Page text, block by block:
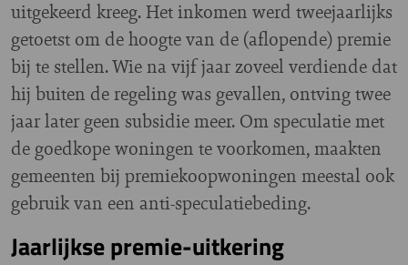
uitgekeerd kreeg. Het inkomen werd tweejaarlijks
getoetst om de hoogte van de (aflopende) premie
bij te stellen. Wie na vijf jaar zoveel verdiende dat
hij buiten de regeling was gevallen, ontving twee
jaar later geen subsidie meer. Om speculatie met
de goedkope woningen te voorkomen, maakten
gemeenten bij premiekoopwoningen meestal ook
gebruik van een anti-speculatiebeding.
Jaarlijkse premie-uitkering